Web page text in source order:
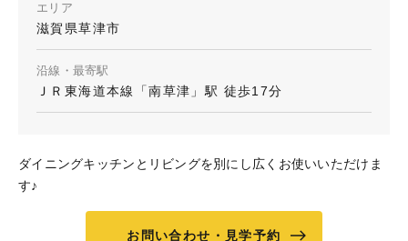
エリア
滋賀県草津市
沿線・最寄駅
ＪＲ東海道本線「南草津」駅 徒歩17分
ダイニングキッチンとリビングを別にし広くお使いいただけま
す♪
お問い合わせ・見学予約